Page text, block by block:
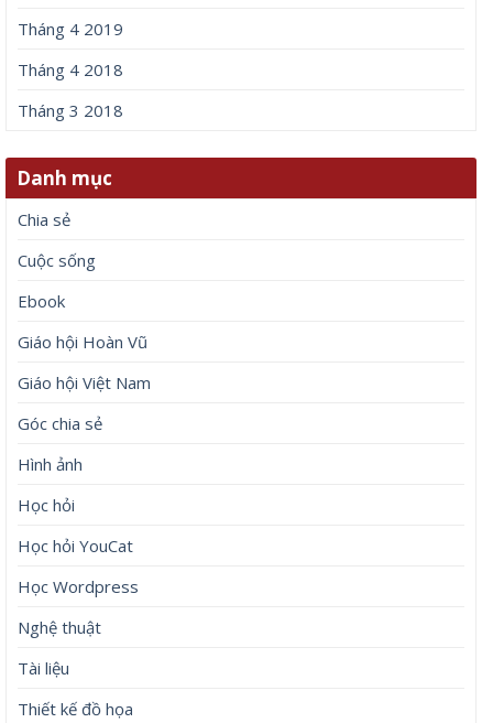
Tháng 4 2019
Tháng 4 2018
Tháng 3 2018
Danh mục
Chia sẻ
Cuộc sống
Ebook
Giáo hội Hoàn Vũ
Giáo hội Việt Nam
Góc chia sẻ
Hình ảnh
Học hỏi
Học hỏi YouCat
Học Wordpress
Nghệ thuật
Tài liệu
Thiết kế đồ họa